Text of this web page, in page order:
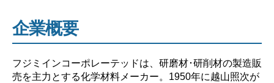
企業概要
フジミインコーポレーテッドは、研磨材･研削材の製造販
売を主力とする化学材料メーカー。1950年に越山照次が